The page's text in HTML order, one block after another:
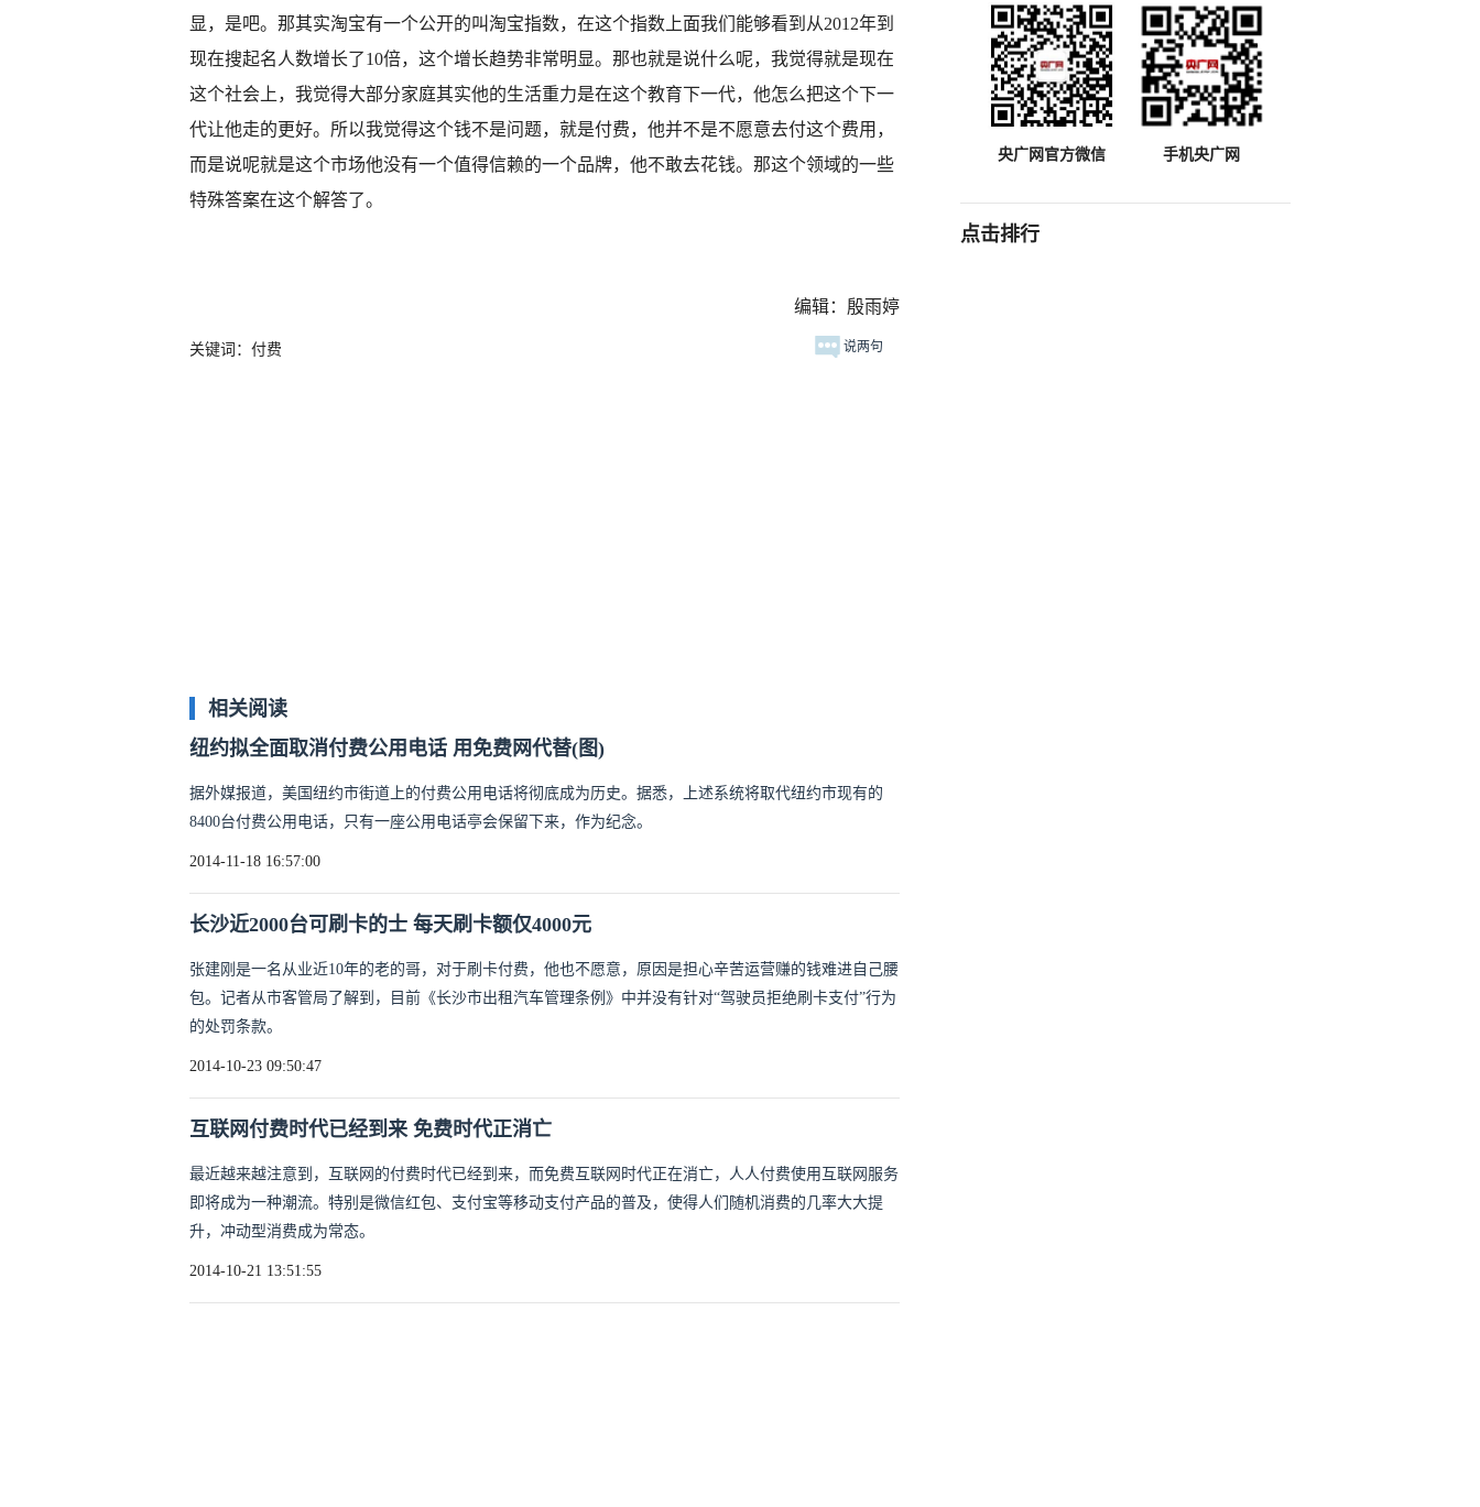
显，是吧。那其实淘宝有一个公开的叫淘宝指数，在这个指数上面我们能够看到从2012年到
现在搜起名人数增长了10倍，这个增长趋势非常明显。那也就是说什么呢，我觉得就是现在
这个社会上，我觉得大部分家庭其实他的生活重力是在这个教育下一代，他怎么把这个下一
代让他走的更好。所以我觉得这个钱不是问题，就是付费，他并不是不愿意去付这个费用，
而是说呢就是这个市场他没有一个值得信赖的一个品牌，他不敢去花钱。那这个领域的一些
特殊答案在这个解答了。
编辑：殷雨婷
关键词：付费 说两句
相关阅读
纽约拟全面取消付费公用电话 用免费网代替(图)
据外媒报道，美国纽约市街道上的付费公用电话将彻底成为历史。据悉，上述系统将取代纽约市现有的
8400台付费公用电话，只有一座公用电话亭会保留下来，作为纪念。
2014-11-18 16:57:00
长沙近2000台可刷卡的士 每天刷卡额仅4000元
张建刚是一名从业近10年的老的哥，对于刷卡付费，他也不愿意，原因是担心辛苦运营赚的钱难进自己腰
包。记者从市客管局了解到，目前《长沙市出租汽车管理条例》中并没有针对“驾驶员拒绝刷卡支付”行为
的处罚条款。
2014-10-23 09:50:47
互联网付费时代已经到来 免费时代正消亡
最近越来越注意到，互联网的付费时代已经到来，而免费互联网时代正在消亡，人人付费使用互联网服务
即将成为一种潮流。特别是微信红包、支付宝等移动支付产品的普及，使得人们随机消费的几率大大提
升，冲动型消费成为常态。
2014-10-21 13:51:55
央广网官方微信 手机央广网
点击排行